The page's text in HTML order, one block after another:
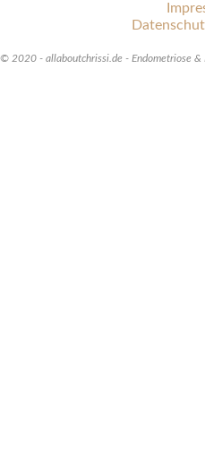
© 2020 - allaboutchrissi.de - Endometriose &